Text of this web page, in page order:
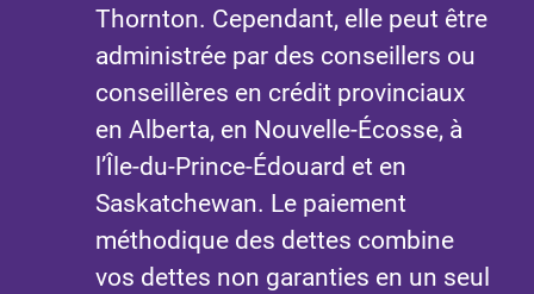
Thornton. Cependant, elle peut être
administrée par des conseillers ou
conseillères en crédit provinciaux
en Alberta, en Nouvelle-Écosse, à
l’Île-du-Prince-Édouard et en
Saskatchewan. Le paiement
méthodique des dettes combine
vos dettes non garanties en un seul